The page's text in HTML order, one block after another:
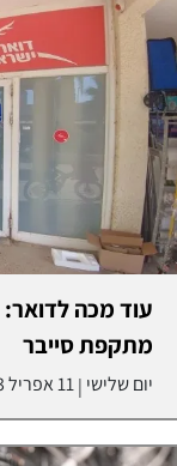
עוד מכה
מתקפת סייבר
יום שלישי |11 אפריל 2023